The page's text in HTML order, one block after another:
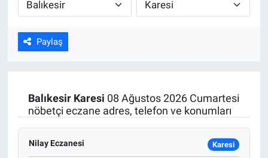
Paylaş
Balıkesir Karesi 08 Ağustos 2026 Cumartesi
nöbetçi eczane adres, telefon ve konumları
Nilay Eczanesi Karesi